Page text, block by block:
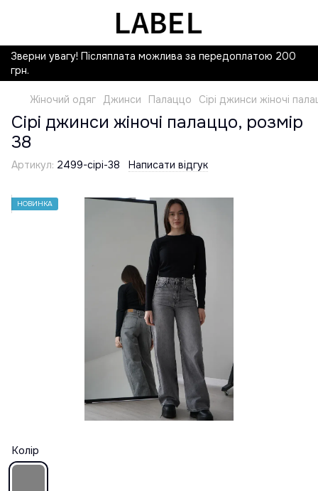
Зверни увагу! Післяплата можлива за передоплатою 200
грн.
Жіночий одяг Джинси Палаццо Сірі джинси жіночі
Сірі джинси жіночі палаццо, розмір
38
Артикул: 2499-сірі-38 Написати відгук
НОВИНКА
Колір